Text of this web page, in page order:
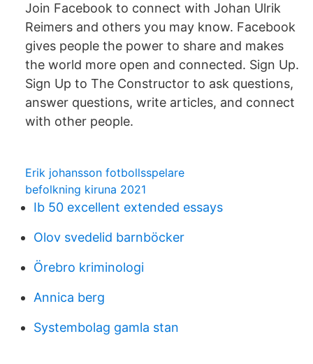
Join Facebook to connect with Johan Ulrik
Reimers and others you may know. Facebook
gives people the power to share and makes
the world more open and connected. Sign Up.
Sign Up to The Constructor to ask questions,
answer questions, write articles, and connect
with other people.
Erik johansson fotbollsspelare
befolkning kiruna 2021
Ib 50 excellent extended essays
Olov svedelid barnböcker
Örebro kriminologi
Annica berg
Systembolag gamla stan